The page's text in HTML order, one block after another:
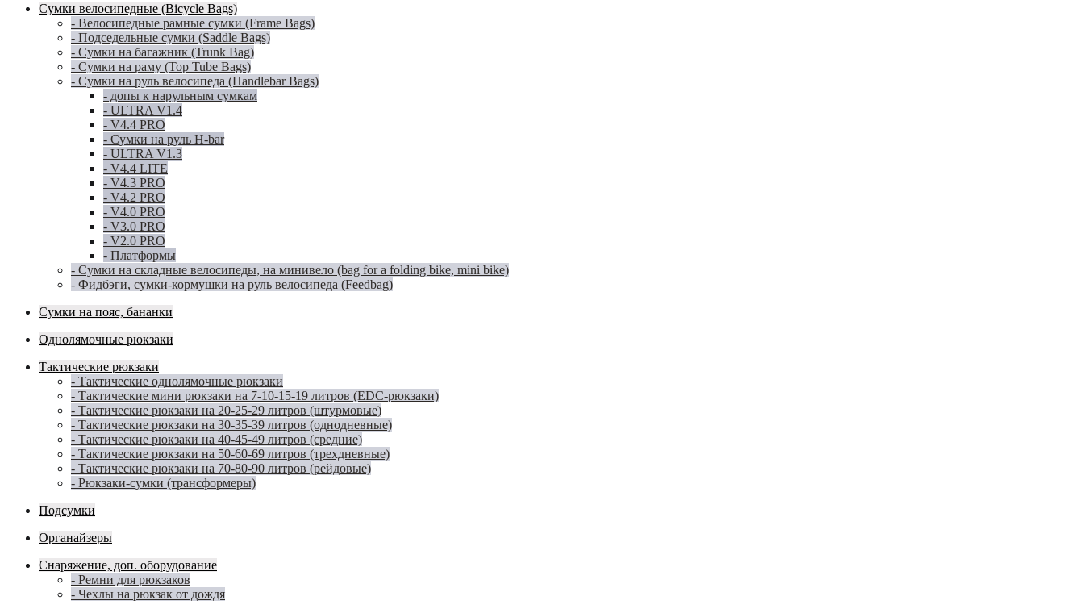
Сумки велосипедные (Bicycle Bags)
- Велосипедные рамные сумки (Frame Bags)
- Подседельные сумки (Saddle Bags)
- Сумки на багажник (Trunk Bag)
- Сумки на раму (Top Tube Bags)
- Сумки на руль велосипеда (Handlebar Bags)
- допы к нарульным сумкам
- ULTRA V1.4
- V4.4 PRO
- Сумки на руль H-bar
- ULTRA V1.3
- V4.4 LITE
- V4.3 PRO
- V4.2 PRO
- V4.0 PRO
- V3.0 PRO
- V2.0 PRO
- Платформы
- Сумки на складные велосипеды, на минивело (bag for a folding bike, mini bike)
- Фидбэги, сумки-кормушки на руль велосипеда (Feedbag)
Сумки на пояс, бананки
Однолямочные рюкзаки
Тактические рюкзаки
- Тактические однолямочные рюкзаки
- Тактические мини рюкзаки на 7-10-15-19 литров (EDC-рюкзаки)
- Тактические рюкзаки на 20-25-29 литров (штурмовые)
- Тактические рюкзаки на 30-35-39 литров (однодневные)
- Тактические рюкзаки на 40-45-49 литров (средние)
- Тактические рюкзаки на 50-60-69 литров (трехдневные)
- Тактические рюкзаки на 70-80-90 литров (рейдовые)
- Рюкзаки-сумки (трансформеры)
Подсумки
Органайзеры
Снаряжение, доп. оборудование
- Ремни для рюкзаков
- Чехлы на рюкзак от дождя